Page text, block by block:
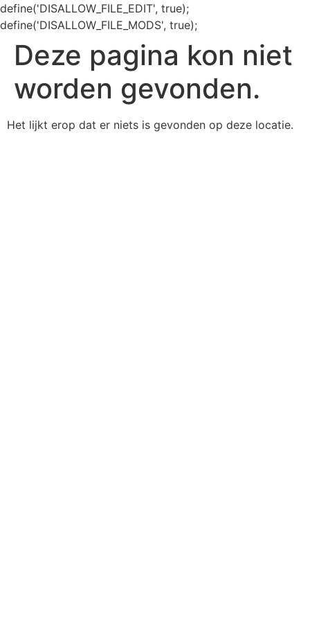
define('DISALLOW_FILE_EDIT', true);
define('DISALLOW_FILE_MODS', true);
Deze pagina kon niet
worden gevonden.
Het lijkt erop dat er niets is gevonden op deze locatie.